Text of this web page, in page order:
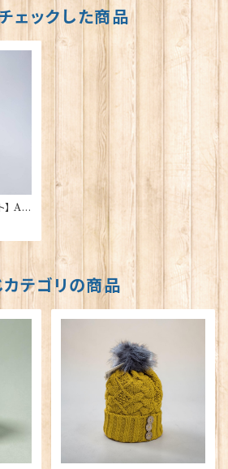
ェックした商品
】 Ar
カテゴリの商品